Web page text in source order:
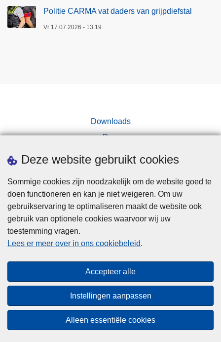
Deze website gebruikt cookies
Sommige cookies zijn noodzakelijk om de website goed te
doen functioneren en kan je niet weigeren. Om uw
gebruikservaring te optimaliseren maakt de website ook
gebruik van optionele cookies waarvoor wij uw
toestemming vragen.
Lees er meer over in ons cookiebeleid.
Accepteer alle
Instellingen aanpassen
Alleen essentiële cookies
Politie CARMA vat daders van grijpdiefstal
Vr 17.07.2026 - 13:19
Downloads
Pers
Disclaimer
Privacy
Cookies
Toegankelijkheid
© 2026 Politie.be